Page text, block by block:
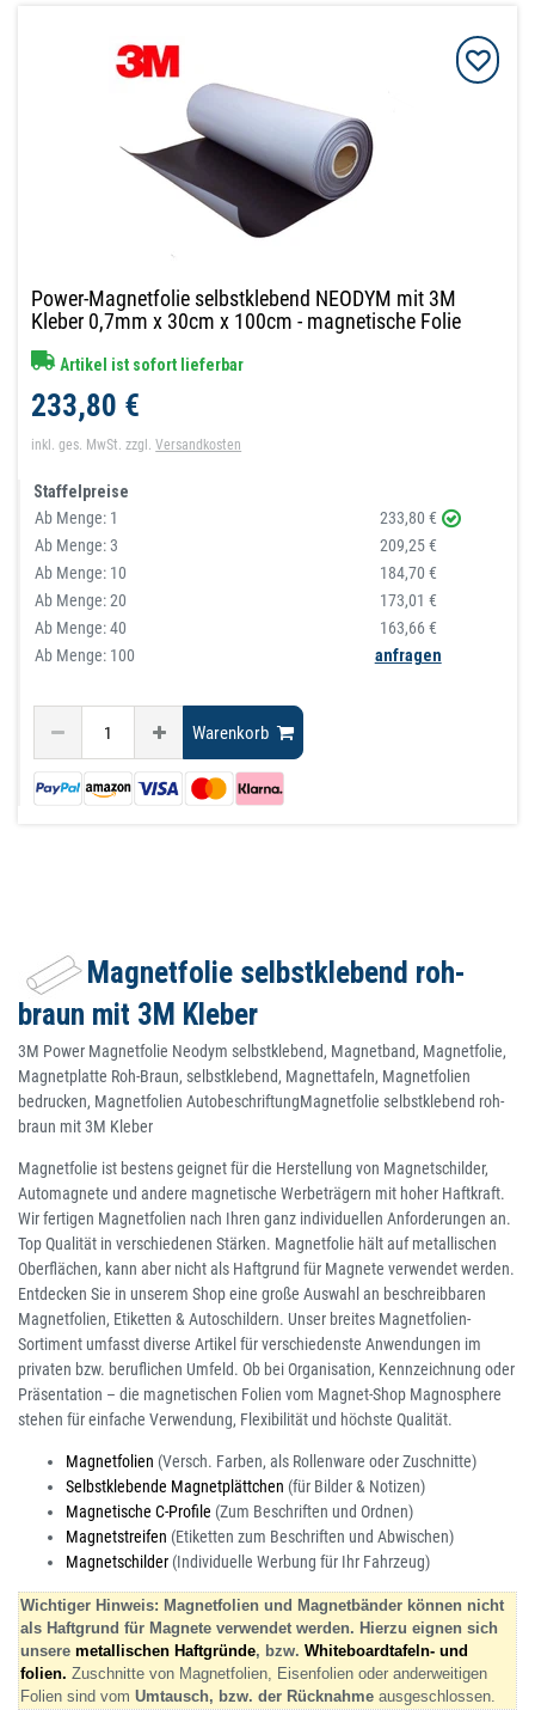
Power-Magnetfolie selbstklebend NEODYM mit 3M
Kleber 0,7mm x 30cm x 100cm - magnetische Folie
Artikel ist sofort lieferbar
233,80 €
inkl. ges. MwSt. zzgl.Versandkosten
Staffelpreise
Ab Menge: 1
233,80 €
Ab Menge:3
209,25 €
Ab Menge: 10
184,70 €
Ab Menge:20
173,01 €
Ab Menge:40
163,66 €
Ab Menge: 100
anfragen
Warenkorb
Magnetfolie selbstklebend roh-
braun mit 3M Kleber
3M Power Magnetfolie Neodym selbstklebend, Magnetband, Magnetfolie,
Magnetplatte Roh-Braun, selbstklebend, Magnettafeln, Magnetfolien
bedrucken, Magnetfolien AutobeschriftungMagnetfolie selbstklebend roh-
braun mit 3M Kleber
Magnetfolie ist bestens geignet für die Herstellung von Magnetschilder,
Automagnete und andere magnetische Werbeträgern mit hoher Haftkraft.
Wir fertigen Magnetfolien nach Ihren ganz individuellen Anforderungen an.
Top Qualität in verschiedenen Stärken. Magnetfolie hält auf metallischen
Oberflächen, kann aber nicht als Haftgrund für Magnete verwendet werden.
Entdecken Sie in unserem Shop eine große Auswahl an beschreibbaren
Magnetfolien, Etiketten & Autoschildern. Unser breites Magnetfolien-
Sortiment umfasst diverse Artikel für verschiedenste Anwendungen im
privaten bzw. beruflichen Umfeld. Ob bei Organisation, Kennzeichnung oder
Präsentation – die magnetischen Folien vom Magnet-Shop Magnosphere
stehen für einfache Verwendung, Flexibilität und höchste Qualität.
Magnetfolien (Versch. Farben, als Rollenware oder Zuschnitte)
Selbstklebende Magnetplättchen (für Bilder & Notizen)
Magnetische C-Profile (Zum Beschriften und Ordnen)
Magnetstreifen (Etiketten zum Beschriften und Abwischen)
Magnetschilder (Individuelle Werbung für Ihr Fahrzeug)
Wichtiger Hinweis: Magnetfolien und Magnetbänder können nicht
als Haftgrund für Magnete verwendet werden. Hierzu eignen sich
unsere metallischen Haftgründe, bzw. Whiteboardtafeln- und
folien. Zuschnitte von Magnetfolien, Eisenfolien oder anderweitigen
Folien sind vom Umtausch, bzw. der Rücknahme ausgeschlossen.